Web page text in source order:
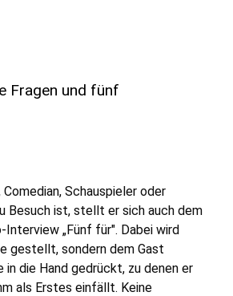
Fragen und fünf
Schauspieler oder
Besuch ist, stellt er sich auch dem
Interview „Fünf für". Dabei wird
gestellt, sondern dem Gast
die Hand gedrückt, zu denen er
als Erstes einfällt. Keine